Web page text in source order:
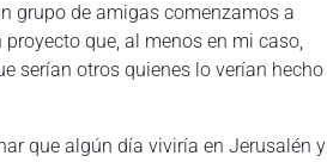
grupo de amigas comenzamos a
que, al menos en mi caso,
serían otros quienes lo verían hecho
que algún día viviría en Jerusalén y